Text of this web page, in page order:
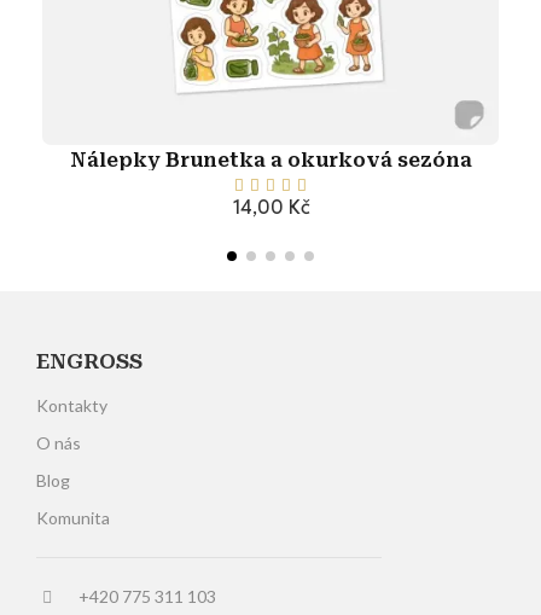
Nálepky Brunetka a okurková sezóna
    
14,00 Kč
Přidat do košíku
ENGROSS
Kontakty
O nás
Blog
Komunita
+420 775 311 103